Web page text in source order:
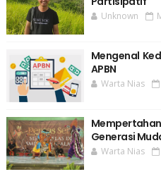
Unknown
Mengenal
APBN
Warta Nias
Generasi
Warta Nias